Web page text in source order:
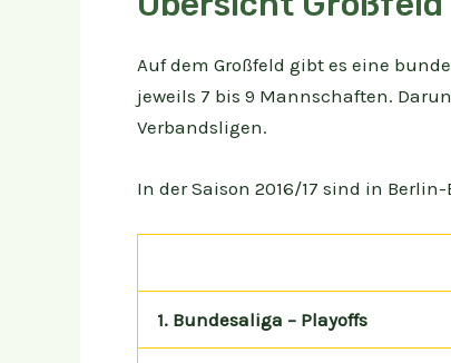
Auf dem Großfeld gibt es eine
jeweils 7 bis 9 Mannschaften.
Verbandsligen.
In der Saison 2016/17 sind in
1. Bundesaliga – Playoffs